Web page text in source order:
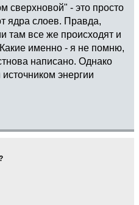
сверхновой" - это просто
ядра слоев. Правда,
там все же происходят и
именно - я не помню,
написано. Однако
энергии